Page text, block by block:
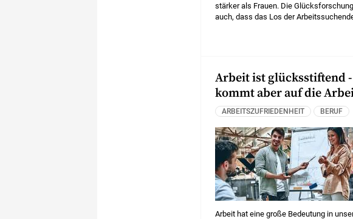
stärker als Frauen. Die
auch, dass das Los der
Arbeit ist glücksstiftend -
kommt aber auf die
ARBEITSZUFRIEDENHEIT BERUF
Arbeit hat eine große Bedeutung in